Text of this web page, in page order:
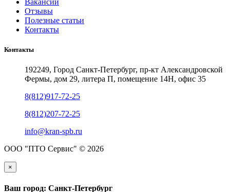
Отзывы
Полезные статьи
Контакты
Контакты
192249, Город Санкт-Петербург, пр-кт Александровской
Фермы, дом 29, литера П, помещение 14Н, офис 35
8(812)917-72-25
8(812)207-72-25
info@kran-spb.ru
ООО "ПТО Сервис" © 2026
×
Ваш город: Санкт-Петербург